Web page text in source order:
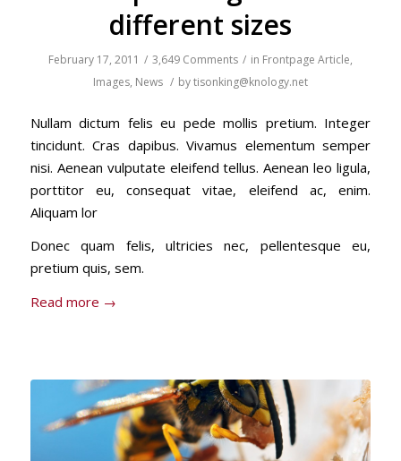
different sizes
February 17, 2011 / 3,649 Comments / in Frontpage Article,
Images, News / bytisonking@knology.net
Nullam dictum felis eu pede mollis pretium. Integer
tincidunt. Cras dapibus. Vivamus elementum semper
nisi. Aenean vulputate eleifend tellus. Aenean leo ligula,
porttitor eu, consequat vitae, eleifend ac, enim.
Aliquam lor
Donec quam felis, ultricies nec, pellentesque eu,
pretium quis, sem.
Read more →